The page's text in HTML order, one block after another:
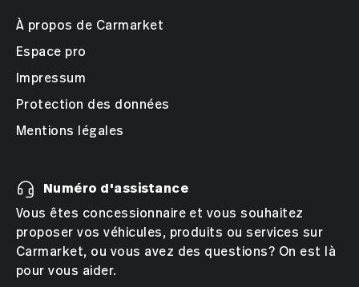
À propos de Carmarket
Espace pro
Impressum
Protection des données
Mentions légales
Numéro d'assistance
Vous êtes concessionnaire et vous souhaitez
proposer vos véhicules, produits ou services sur
Carmarket, ou vous avez des questions? On est là
pour vous aider.